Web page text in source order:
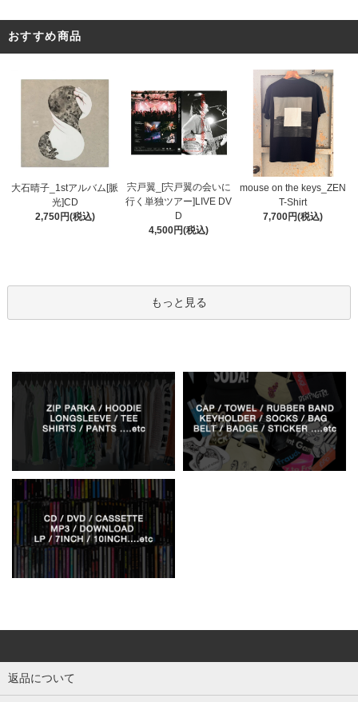
おすすめ商品
大石晴子_1stアルバム[脈
光]CD
2,750円(税込)
宍戸翼_[宍戸翼の会いに
行く単独ツアー]LIVE DV
D
4,500円(税込)
mouse on the keys_ZEN
T-Shirt
7,700円(税込)
もっと見る
返品について